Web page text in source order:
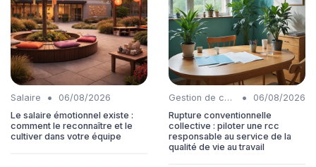
Salaire •
06/08/2026
Le salaire émotionnel existe :
comment le reconnaître et le
cultiver dans votre équipe
Gestion de carrière •
06/08/2026
Rupture conventionnelle
collective : piloter une rcc
responsable au service de la
qualité de vie au travail